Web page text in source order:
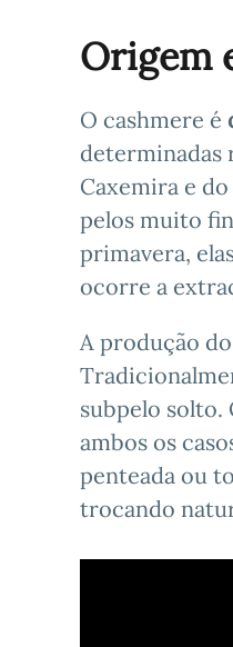
Origem
O cashmere é
determinadas
Caxemira e
pelos muito
primavera,
ocorre a
A produção
subpelo solto.
ambos os
penteada ou
trocando